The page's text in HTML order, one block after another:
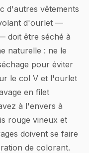
d'autres vêtements
d'ourlet —
doit être séché à
naturelle : ne le
pour éviter
le col V et l'ourlet
en filet
à l'envers à
rouge vineux et
doivent se faire
de colorant.